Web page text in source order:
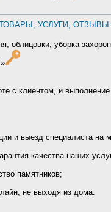
ТОВАРЫ, УСЛУГИ,
облицовки, уборка
с клиентом, и
и выезд специалиста на
качества наших
памятников;
не выходя из дома.